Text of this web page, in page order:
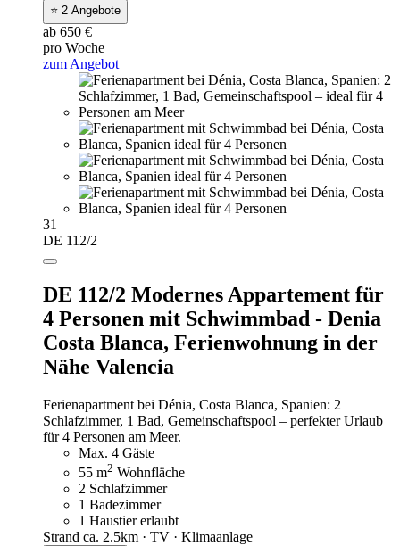
⭐ 2 Angebote
ab 650 €
pro Woche
zum Angebot
31
DE 112/2
DE 112/2 Modernes Appartement für
4 Personen mit Schwimmbad - Denia
Costa Blanca, Ferienwohnung in der
Nähe Valencia
Ferienapartment bei Dénia, Costa Blanca, Spanien: 2
Schlafzimmer, 1 Bad, Gemeinschaftspool – perfekter Urlaub
für 4 Personen am Meer.
Max. 4 Gäste
55 m2 Wohnfläche
2 Schlafzimmer
1 Badezimmer
1 Haustier erlaubt
Strand ca. 2.5km · TV · Klimaanlage